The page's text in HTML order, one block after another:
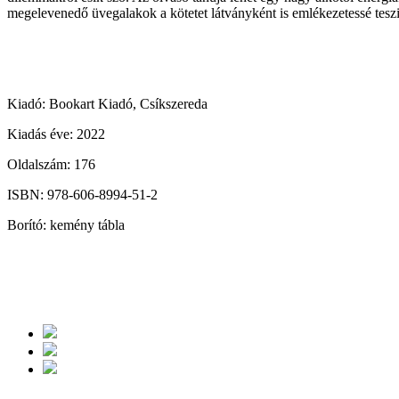
megelevenedő üvegalakok a kötetet látványként is emlékezetessé
Kiadó: Bookart Kiadó, Csíkszereda
Kiadás éve: 2022
Oldalszám: 176
ISBN: 978-606-8994-51-2
Borító: kemény tábla